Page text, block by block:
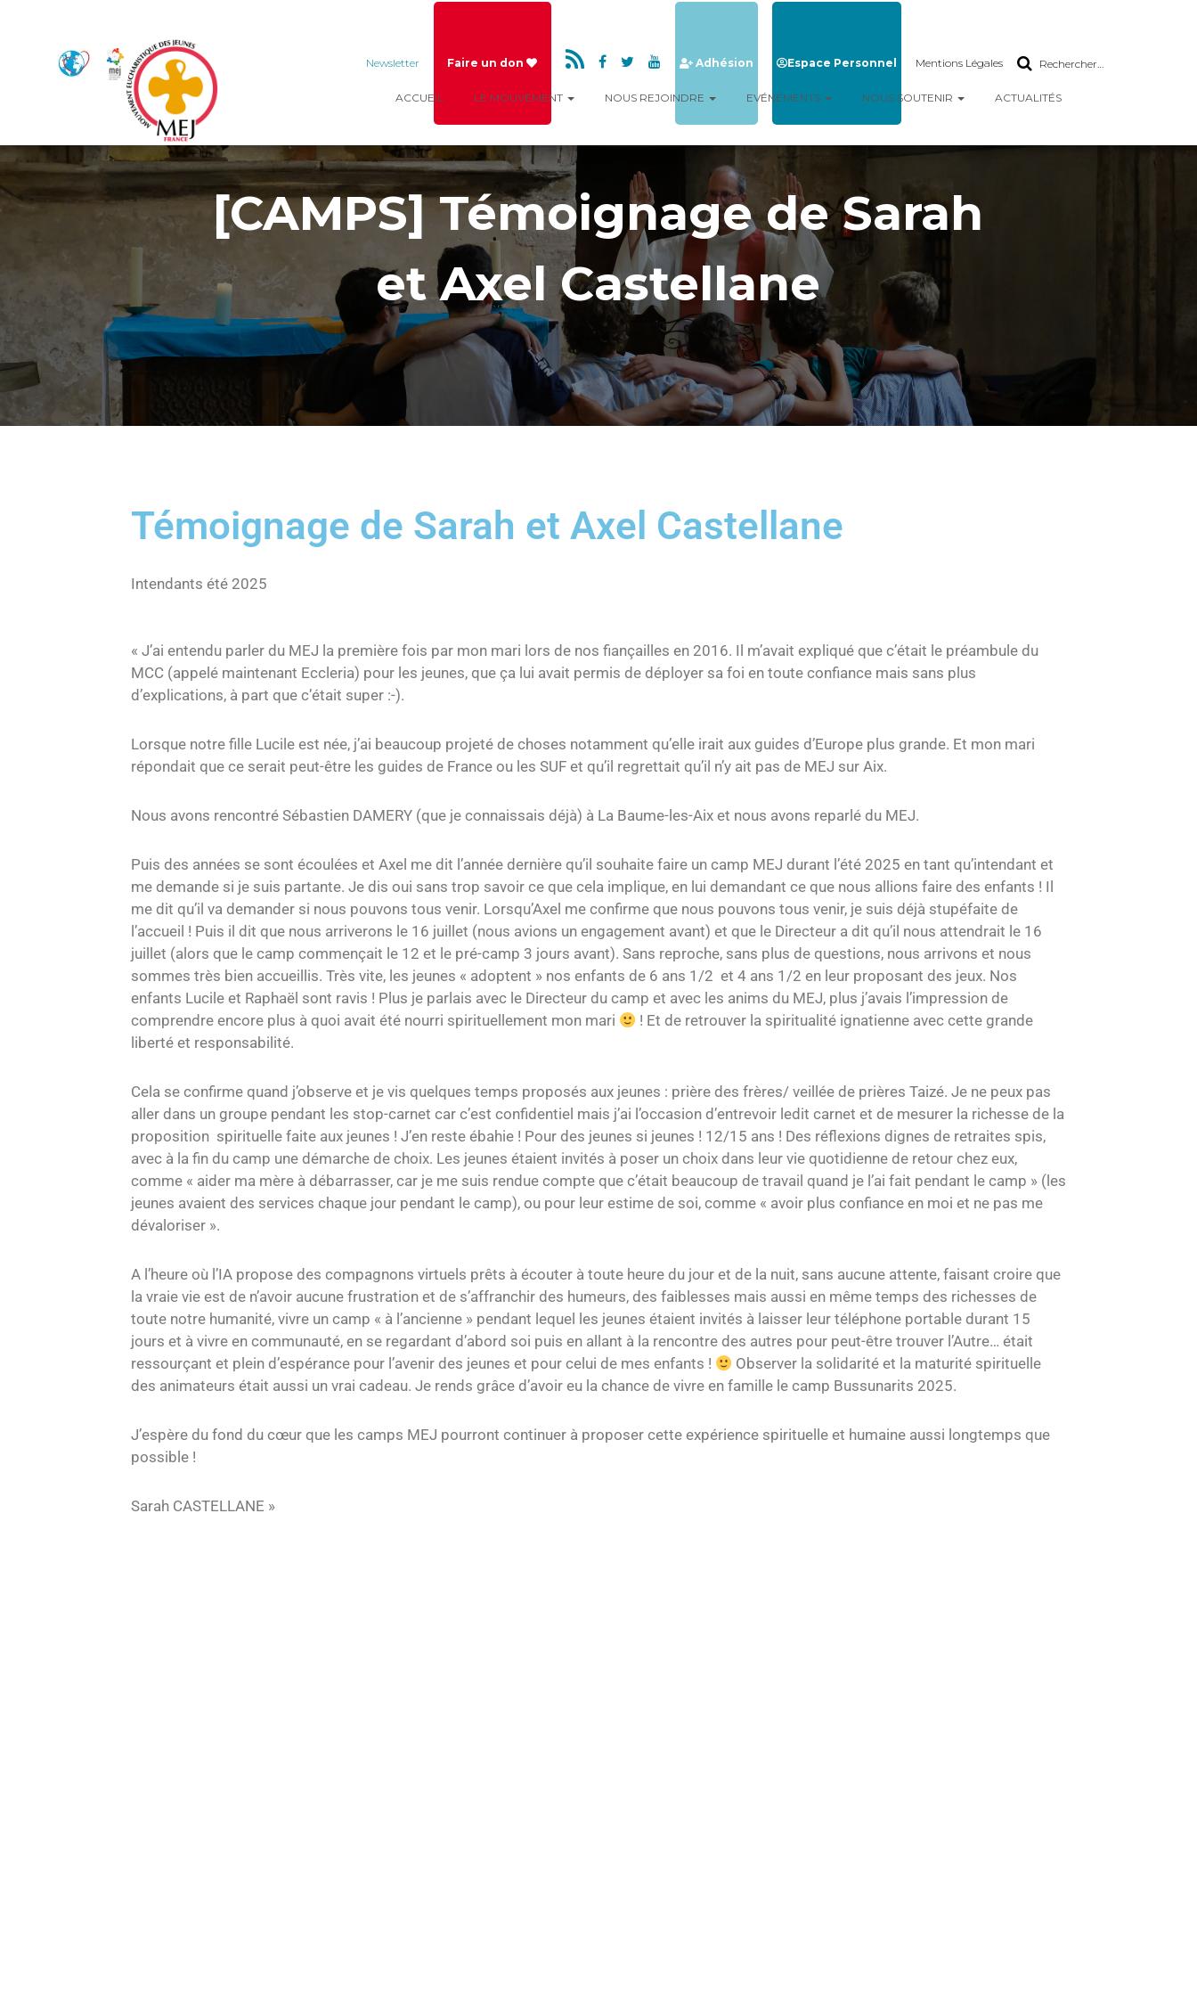
Newsletter Faire un don Adhésion Espace Personnel Mentions Légales Rechercher…
ACCUEIL LE MOUVEMENT NOUS REJOINDRE EVÉNEMENTS NOUS SOUTENIR ACTUALITÉS
[CAMPS] Témoignage de Sarah
et Axel Castellane
Témoignage de Sarah et Axel Castellane
Intendants été 2025
« J’ai entendu parler du MEJ la première fois par mon mari lors de nos fiançailles en 2016. Il m’avait expliqué que c’était le préambule du
MCC (appelé maintenant Eccleria) pour les jeunes, que ça lui avait permis de déployer sa foi en toute confiance mais sans plus
d’explications, à part que c’était super :-).
Lorsque notre fille Lucile est née, j’ai beaucoup projeté de choses notamment qu’elle irait aux guides d’Europe plus grande. Et mon mari
répondait que ce serait peut-être les guides de France ou les SUF et qu’il regrettait qu’il n’y ait pas de MEJ sur Aix.
Nous avons rencontré Sébastien DAMERY (que je connaissais déjà) à La Baume-les-Aix et nous avons reparlé du MEJ.
Puis des années se sont écoulées et Axel me dit l’année dernière qu’il souhaite faire un camp MEJ durant l’été 2025 en tant qu’intendant et
me demande si je suis partante. Je dis oui sans trop savoir ce que cela implique, en lui demandant ce que nous allions faire des enfants ! Il
me dit qu’il va demander si nous pouvons tous venir. Lorsqu’Axel me confirme que nous pouvons tous venir, je suis déjà stupéfaite de
l’accueil ! Puis il dit que nous arriverons le 16 juillet (nous avions un engagement avant) et que le Directeur a dit qu’il nous attendrait le 16
juillet (alors que le camp commençait le 12 et le pré-camp 3 jours avant). Sans reproche, sans plus de questions, nous arrivons et nous
sommes très bien accueillis. Très vite, les jeunes « adoptent » nos enfants de 6 ans 1/2 et 4 ans 1/2 en leur proposant des jeux. Nos
enfants Lucile et Raphaël sont ravis ! Plus je parlais avec le Directeur du camp et avec les anims du MEJ, plus j’avais l’impression de
comprendre encore plus à quoi avait été nourri spirituellement mon mari
! Et de retrouver la spiritualité ignatienne avec cette grande
liberté et responsabilité.
Cela se confirme quand j’observe et je vis quelques temps proposés aux jeunes : prière des frères/ veillée de prières Taizé. Je ne peux pas
aller dans un groupe pendant les stop-carnet car c’est confidentiel mais j’ai l’occasion d’entrevoir ledit carnet et de mesurer la richesse de la
proposition spirituelle faite aux jeunes ! J’en reste ébahie ! Pour des jeunes si jeunes ! 12/15 ans ! Des réflexions dignes de retraites spis,
avec à la fin du camp une démarche de choix. Les jeunes étaient invités à poser un choix dans leur vie quotidienne de retour chez eux,
comme « aider ma mère à débarrasser, car je me suis rendue compte que c’était beaucoup de travail quand je l’ai fait pendant le camp » (les
jeunes avaient des services chaque jour pendant le camp), ou pour leur estime de soi, comme « avoir plus confiance en moi et ne pas me
dévaloriser ».
A l’heure où l’IA propose des compagnons virtuels prêts à écouter à toute heure du jour et de la nuit, sans aucune attente, faisant croire que
la vraie vie est de n’avoir aucune frustration et de s’affranchir des humeurs, des faiblesses mais aussi en même temps des richesses de
toute notre humanité, vivre un camp « à l’ancienne » pendant lequel les jeunes étaient invités à laisser leur téléphone portable durant 15
jours et à vivre en communauté, en se regardant d’abord soi puis en allant à la rencontre des autres pour peut-être trouver l’Autre… était
ressourçant et plein d’espérance pour l’avenir des jeunes et pour celui de mes enfants !
Observer la solidarité et la maturité spirituelle
des animateurs était aussi un vrai cadeau. Je rends grâce d’avoir eu la chance de vivre en famille le camp Bussunarits 2025.
J’espère du fond du cœur que les camps MEJ pourront continuer à proposer cette expérience spirituelle et humaine aussi longtemps que
possible !
Sarah CASTELLANE »